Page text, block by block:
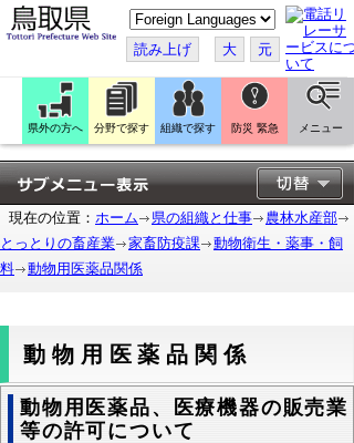
こ
の
ペ
ー
ジ
翻
訳
す
る
読み上げ 大 元
県外の方へ 分野で探す 組織で探す 防災 緊急 メニュー
現在の位置： ホーム 県の組織と仕事
農林水産部
とっとりの畜産業
家畜防疫課
動物衛生・薬事・飼
料
動物用医薬品関係
動物用医薬品関係
動物用医薬品、医療機器の販売業
等の許可について